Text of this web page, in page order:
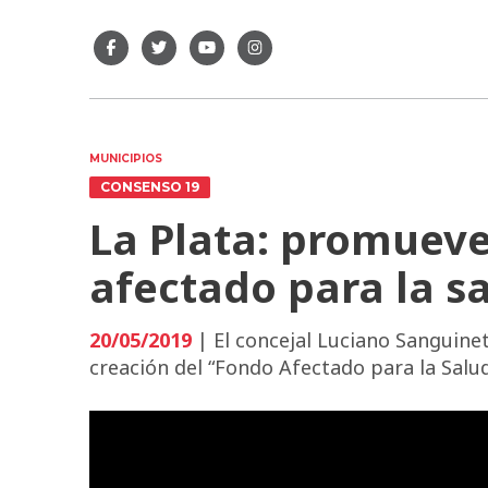
MUNICIPIOS
CONSENSO 19
La Plata:
afectado para la
20/05/2019 | El concejal Luciano
creación del “Fondo Afectado para la